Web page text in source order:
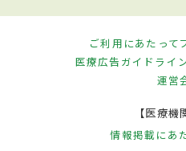
ご利用にあたって
医療広告ガイドライ
運営
【医療機
情報掲載にあ